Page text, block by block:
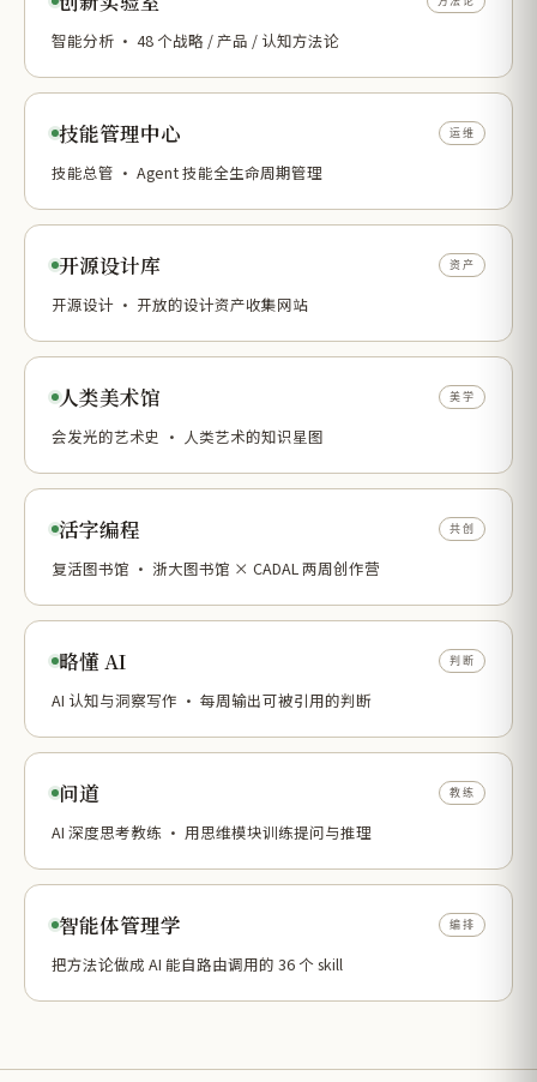
智能分析 · 48 个战略 / 产品 / 认知方法论
技能管理中心 运维
技能总管 · Agent 技能全生命周期管理
开源设计库 资产
开源设计 · 开放的设计资产收集网站
人类美术馆 美学
会发光的艺术史 · 人类艺术的知识星图
活字编程 共创
复活图书馆 · 浙大图书馆 × CADAL 两周创作营
略懂 AI 判断
AI 认知与洞察写作 · 每周输出可被引用的判断
问道 教练
AI 深度思考教练 · 用思维模块训练提问与推理
智能体管理学 编排
把方法论做成 AI 能自路由调用的 36 个 skill